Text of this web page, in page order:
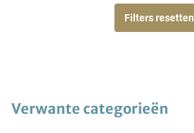
Filters resetten
Verwante categorieën